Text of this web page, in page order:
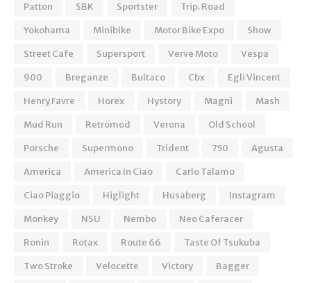
Patton
SBK Sportster
Trip. Road
Yokohama
Minibike Motor Bike Expo
Show
Street Cafe
Supersport Verve Moto
Vespa
900
Breganze Bultaco Cbx
Egli Vincent
Henry Favre
Horex Hystory Magni
Mash
Mud Run
Retromod Verona
Old School
Porsche
Supermono Trident 750
Agusta
America
America In Ciao
Carlo Talamo
Ciao Piaggio
Higlight Husaberg
Instagram
Monkey
NSU Nembo
Neo Caferacer
Ronin
Rotax Route 66
Taste Of Tsukuba
Two Stroke
Velocette Victory
Bagger